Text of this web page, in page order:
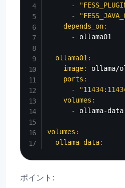
-
-
depends_on:
-
ollama01
ollama01 :
image: ollama/
ports :
-
volumes :
-
ollama-data
volumes :
ollama-data:
ポイント: